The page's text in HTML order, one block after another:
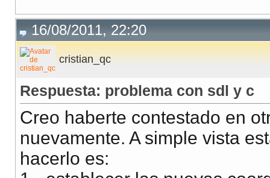
16/08/2011, 22:20
cristian_qc
Respuesta: problema con sdl y c
Creo haberte contestado en
nuevamente. A simple vista
hacerlo es: